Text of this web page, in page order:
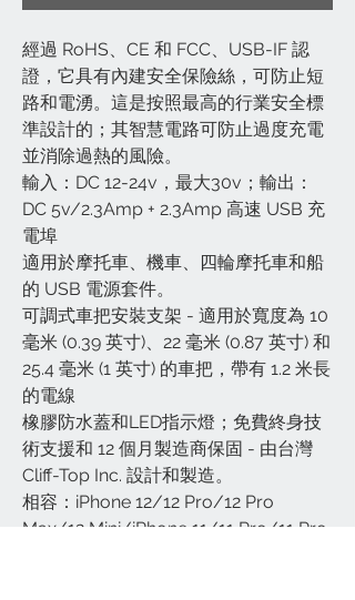
經過 RoHS、CE 和 FCC、USB-IF 認
證，它具有內建安全保險絲，可防止短
路和電湧。這是按照最高的行業安全標
準設計的；其智慧電路可防止過度充電
並消除過熱的風險。
輸入：DC 12-24v，最大30v；輸出：
DC 5v/2.3Amp + 2.3Amp 高速 USB 充
電埠
適用於摩托車、機車、四輪摩托車和船
的 USB 電源套件。
可調式車把安裝支架 - 適用於寬度為 10
毫米 (0.39 英寸)、22 毫米 (0.87 英寸) 和
25.4 毫米 (1 英寸) 的車把，帶有 1.2 米長
的電線
橡膠防水蓋和LED指示燈；免費終身技
術支援和 12 個月製造商保固 - 由台灣
Cliff-Top Inc. 設計和製造。
相容：iPhone 12/12 Pro/12 Pro
Max/12 Mini/iPhone 11/11 Pro/11 Pro